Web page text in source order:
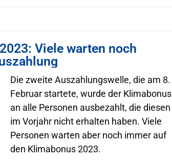
Viele warten noch
Die zweite Auszahlungswelle, die am 8.
Februar startete, wurde der Klimabonus
an alle Personen ausbezahlt, die diesen
im Vorjahr nicht erhalten haben. Viele
Personen warten aber noch immer auf
den Klimabonus 2023.